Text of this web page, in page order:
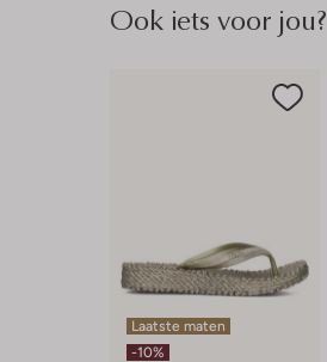
Ook iets voor jou?
Laatste maten
-10%